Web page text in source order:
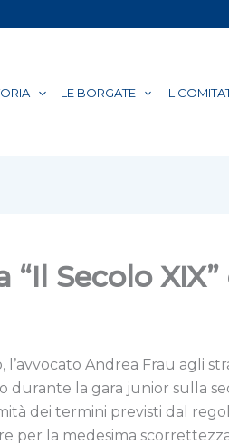
LE BORGATE IL
Secolo
Andrea Frau agli
durante la gara junior sulla
dei termini previsti dal
per la medesima